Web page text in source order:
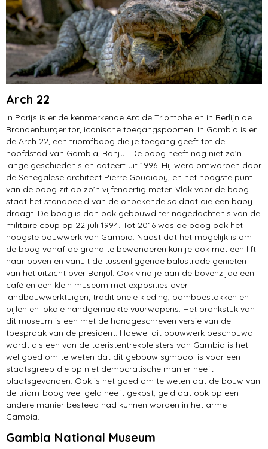
Arch 22
In Parijs is er de kenmerkende Arc de Triomphe en in Berlijn de
Brandenburger tor, iconische toegangspoorten. In Gambia is er
de Arch 22, een triomfboog die je toegang geeft tot de
hoofdstad van Gambia, Banjul. De boog heeft nog niet zo’n
lange geschiedenis en dateert uit 1996. Hij werd ontworpen door
de Senegalese architect Pierre Goudiaby, en het hoogste punt
van de boog zit op zo’n vijfendertig meter. Vlak voor de boog
staat het standbeeld van de onbekende soldaat die een baby
draagt. De boog is dan ook gebouwd ter nagedachtenis van de
militaire coup op 22 juli 1994. Tot 2016 was de boog ook het
hoogste bouwwerk van Gambia. Naast dat het mogelijk is om
de boog vanaf de grond te bewonderen kun je ook met een lift
naar boven en vanuit de tussenliggende balustrade genieten
van het uitzicht over Banjul. Ook vind je aan de bovenzijde een
café en een klein museum met exposities over
landbouwwerktuigen, traditionele kleding, bamboestokken en
pijlen en lokale handgemaakte vuurwapens. Het pronkstuk van
dit museum is een met de handgeschreven versie van de
toespraak van de president. Hoewel dit bouwwerk beschouwd
wordt als een van de toeristentrekpleisters van Gambia is het
wel goed om te weten dat dit gebouw symbool is voor een
staatsgreep die op niet democratische manier heeft
plaatsgevonden. Ook is het goed om te weten dat de bouw van
de triomfboog veel geld heeft gekost, geld dat ook op een
andere manier besteed had kunnen worden in het arme
Gambia.
Gambia National Museum